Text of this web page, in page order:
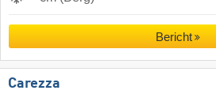
Bericht
Carezza